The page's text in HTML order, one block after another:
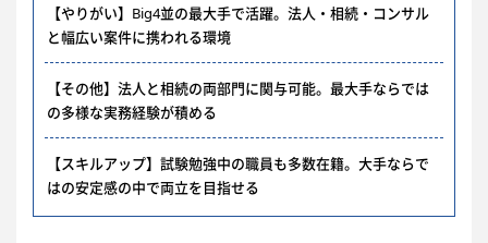
【やりがい】Big4並の最大手で活躍。法人・相続・コンサル
と幅広い案件に携われる環境
【その他】法人と相続の両部門に関与可能。最大手ならでは
の多様な実務経験が積める
【スキルアップ】試験勉強中の職員も多数在籍。大手ならで
はの安定感の中で両立を目指せる